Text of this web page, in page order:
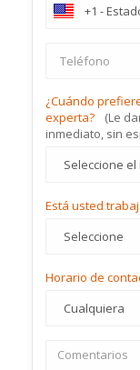
¿Cuándo
experta?
(Le
inmediato, sin
Está usted
Horario de